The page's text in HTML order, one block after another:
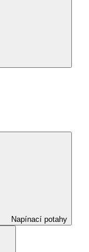
Napínací potahy